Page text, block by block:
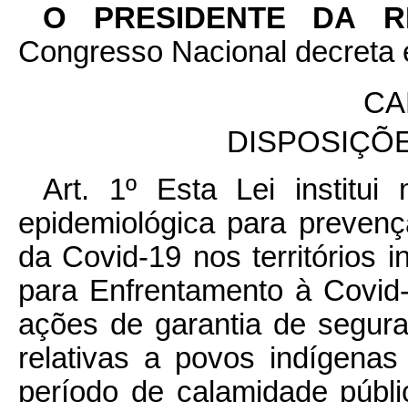
O PRESIDENTE DA
Congresso Nacional
Art. 1º Esta Lei institui
epidemiológica para
da Covid-19 nos territórios
para Enfrentamento à
ações de garantia de
relativas a povos
período de calamidade